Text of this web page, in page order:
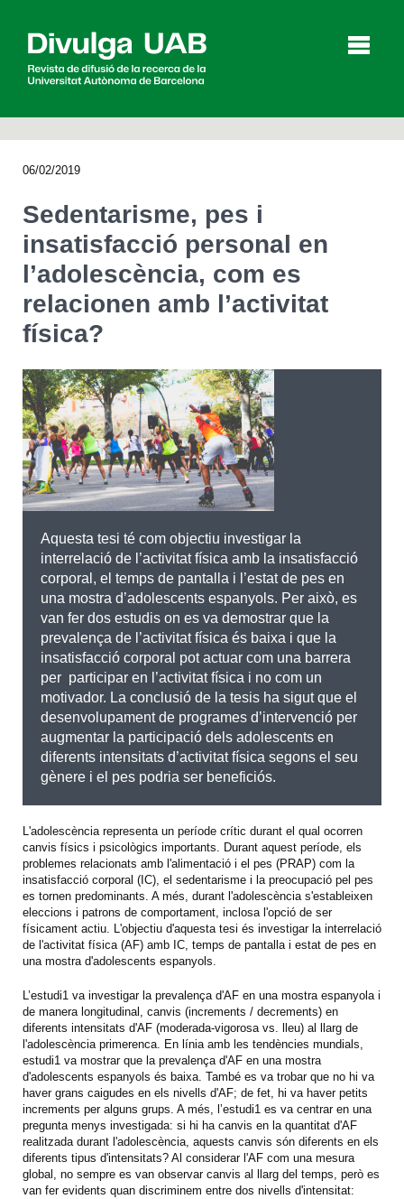
Agenda
English
CERCAR
06/02/2019
Sedentarisme, pes i
insatisfacció personal en
l’adolescència, com es
relacionen amb l’activitat
física?
Aquesta tesi té com objectiu investigar la
interrelació de l’activitat física amb la insatisfacció
corporal, el temps de pantalla i l’estat de pes en
una mostra d’adolescents espanyols. Per això, es
van fer dos estudis on es va demostrar que la
prevalença de l’activitat física és baixa i que la
insatisfacció corporal pot actuar com una barrera
per participar en l’activitat física i no com un
motivador. La conclusió de la tesis ha sigut que el
desenvolupament de programes d’intervenció per
augmentar la participació dels adolescents en
diferents intensitats d’activitat física segons el seu
gènere i el pes podria ser beneficiós.
L'adolescència representa un període crític durant el qual ocorren
canvis físics i psicològics importants. Durant aquest període, els
problemes relacionats amb l'alimentació i el pes (PRAP) com la
insatisfacció corporal (IC), el sedentarisme i la preocupació pel pes
es tornen predominants. A més, durant l'adolescència s'estableixen
eleccions i patrons de comportament, inclosa l'opció de ser
físicament actiu. L'objectiu d'aquesta tesi és investigar la interrelació
de l'activitat física (AF) amb IC, temps de pantalla i estat de pes en
una mostra d'adolescents espanyols.
L’estudi1 va investigar la prevalença d'AF en una mostra espanyola i
de manera longitudinal, canvis (increments / decrements) en
diferents intensitats d'AF (moderada-vigorosa vs. lleu) al llarg de
l'adolescència primerenca. En línia amb les tendències mundials,
estudi1 va mostrar que la prevalença d'AF en una mostra
d'adolescents espanyols és baixa. També es va trobar que no hi va
haver grans caigudes en els nivells d'AF; de fet, hi va haver petits
increments per alguns grups. A més, l’estudi1 es va centrar en una
pregunta menys investigada: si hi ha canvis en la quantitat d'AF
realitzada durant l'adolescència, aquests canvis són diferents en els
diferents tipus d'intensitats? Al considerar l'AF com una mesura
global, no sempre es van observar canvis al llarg del temps, però es
van fer evidents quan discriminem entre dos nivells d'intensitat: